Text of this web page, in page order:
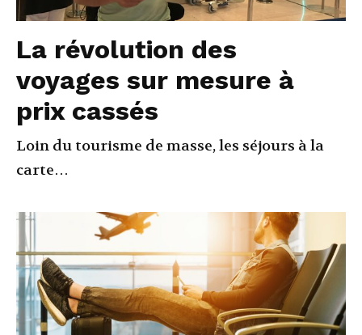
La révolution des
voyages sur mesure à
prix cassés
Loin du tourisme de masse, les séjours à la
carte…